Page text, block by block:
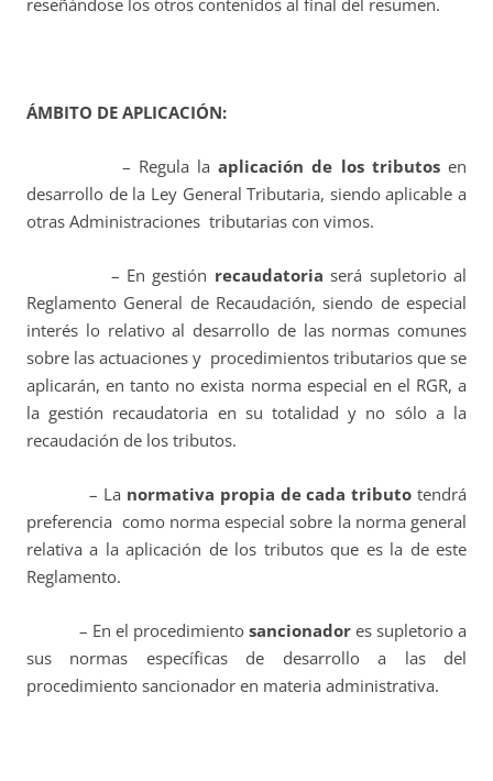
reseñándose los otros contenidos al final del resumen.
ÁMBITO DE APLICACIÓN:
– Regula laaplicación de los tributosen
desarrollo de la Ley General Tributaria, siendo aplicable a
otras Administraciones tributarias con vimos.
– En gestión recaudatoria será supletorio al
Reglamento General de Recaudación, siendo de especial
interés lo relativo al desarrollo de las normas comunes
sobre las actuaciones y procedimientos tributarios que se
aplicarán, en tanto no exista norma especial en el RGR, a
la gestión recaudatoria en su totalidad y no sólo a la
recaudación de los tributos.
– La normativa propia de cada tributo tendrá
preferencia como norma especial sobre la norma general
relativa a la aplicación de los tributos que es la de este
Reglamento.
– En el procedimiento sancionador es supletorio a
sus normas específicas de desarrollo a las del
procedimiento sancionador en materia administrativa.